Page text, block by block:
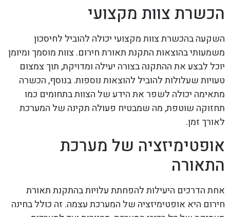
הכשרת צוות מקצועי
השקעה בהכשרת צוות מקצועי יכולה להוביל לחיסכון
משמעותי בהוצאות התקנת תאורת חירום. צוות מוסמך ומיומן
יוכל לבצע את ההתקנה בצורה יעילה ומדויקת, תוך צמצום
טעויות שעלולות להוביל להוצאות נוספות. בנוסף, הכשרה
מתאימה יכולה לשפר את הידע של הצוות בתחומים כמו
תחזוקה שוטפת, מה שמבטיח פעולה תקינה של המערכת
לאורך זמן.
אופטימיזציה של מערכת
התאורה
אחת הדרכים היעילות להפחתת עלויות בהתקנת תאורת
חירום היא אופטימיזציה של המערכת עצמה. זה כולל בחינה